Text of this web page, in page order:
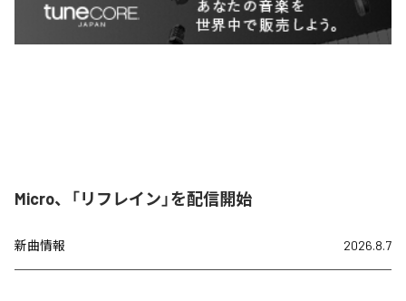
Micro、「リフレイン」を配信開始
新曲情報 2026.8.7